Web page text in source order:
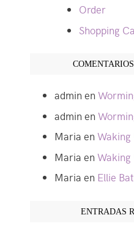
Order
Shopping
admin en
admin en
Maria en Waking
Maria en Waking
Maria en Ellie
ENTRADAS